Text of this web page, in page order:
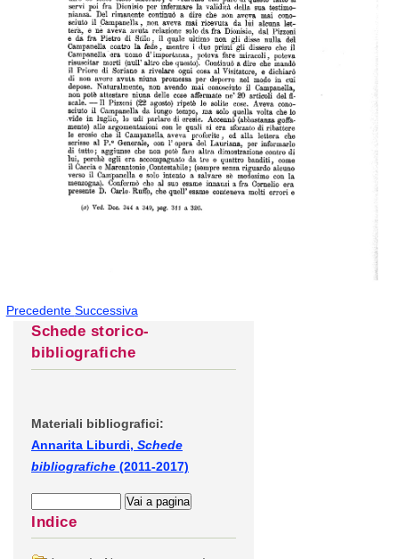
Precedente Successiva
Schede storico-
bibliografiche
Materiali bibliografici:
Annarita Liburdi, Schede
bibliografiche (2011-2017)
Indice